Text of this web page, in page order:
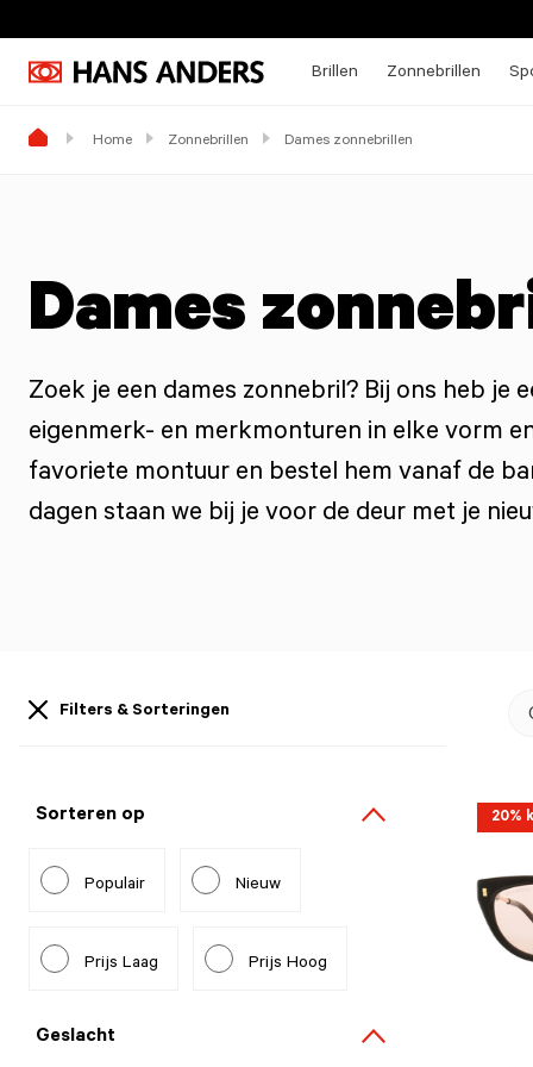
Brillen Zonnebrillen
Home Zonnebrillen Dames zonnebrillen
Dames
Zoek je een dames zonnebril? Bij ons heb je
eigenmerk- en merkmonturen in elke vorm
favoriete montuur en bestel hem vanaf de
dagen staan we bij je voor de deur met je
Filters & Sorteringen
Sorteren op
Populair Nieuw
Prijs Laag Prijs Hoog
Geslacht
20%